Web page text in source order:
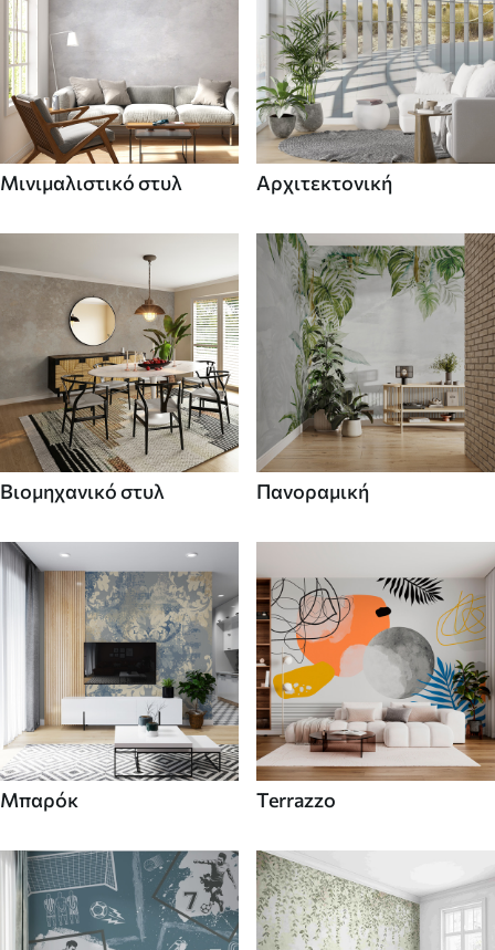
Μινιμαλιστικό στυλ Αρχιτεκτονική
Βιομηχανικό στυλ Πανοραμική
Μπαρόκ Terrazzo